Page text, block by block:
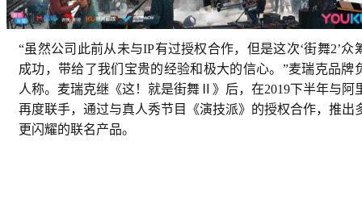
“虽然公司此前从未与IP有过授权合作，但是这次‘街舞2’众
成功，带给了我们宝贵的经验和极大的信心。”麦瑞克品牌
人称。麦瑞克继《这！就是街舞Ⅱ》后，在2019下半年与阿
再度联手，通过与真人秀节目《演技派》的授权合作，推出
更闪耀的联名产品。